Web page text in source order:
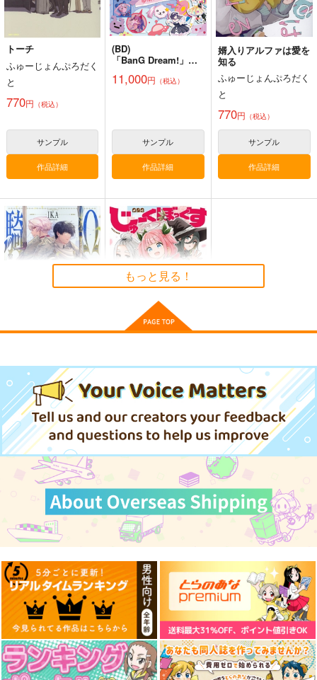
火よ！星の光の瞬きよ
円（税込）
Fate/Grand Order
巌窟王 モンテ・クリスト
藤丸立香サンプル
カート
海嘯に永訣
（税込）
Fate/Grand Order
サンプル
カート
刑部姫 豪華客船へ行
んじゃめな本舗
605円（税込）
FGO/FAKE DUME
TOKIMOOON
（税込）
Fate/Grand Order オー
サンプル
カート
（税込）
Fate/Grand Order
曲亭馬琴
サンプル
カート
えふじいおう和風肖像
画集参
800個入りタコ焼き
787円 （税込）
Fate/Grand Order
葛飾北斎
サンプル
カート
サンプル
作品詳細
サンプル
作品詳細
サンプル
作品詳細
SAKIYAMAMA GRAN
D ORDER 4.0
sakiyama幕府
マハトマにおまかせ！
うつらうららか
660円（税込）
サンプル
1,100円 （税込）
トーチ
ふゅーじょんぷろだく
と
770円 （税込）
サンプル
作品詳細
(BD)
「BanG Dream!」ゆ
大みゅーたいぷ
11,000円 （税込）
サンプル
作品詳細
婿入りアルファは愛を
知る
ふゅーじょんぷろだく
と
770円 （税込）
サンプル
作品詳細
ふゅーじょんぷろだく
と
770円（税込）
サンプル
作品詳細
講談社
792円（税込）
サンプル
もっと見る！